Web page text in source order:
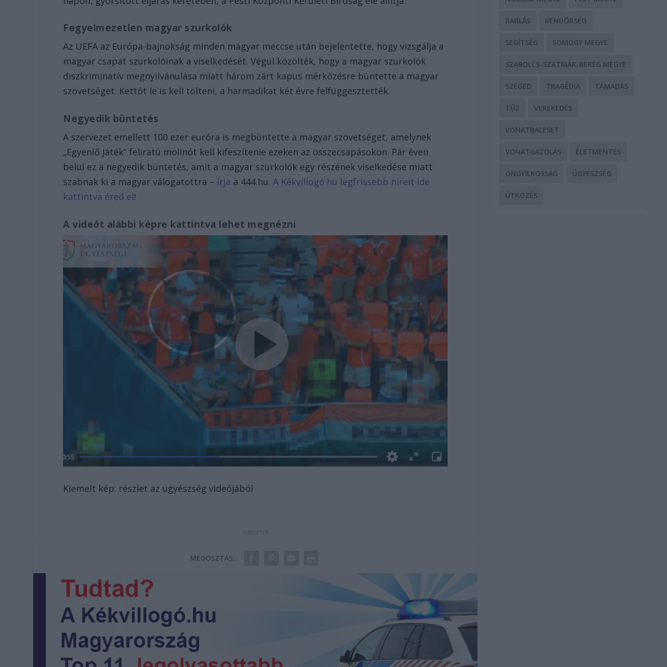
Fegyelmezetlen magyar szurkolók
Az UEFA az Európa-bajnokság minden magyar meccse után bejelentette, hogy vizsgálja a
magyar csapat szurkolóinak a viselkedését. Végül közölték, hogy a magyar szurkolók
diszkriminatív megnyilvánulása miatt három zárt kapus mérkőzésre büntette a magyar
szövetséget. Kettőt le is kell tölteni, a harmadikat két évre felfüggesztették.
Negyedik büntetés
A szervezet emellett 100 ezer euróra is megbüntette a magyar szövetséget, amelynek
„Egyenlő Játék” feliratú molinót kell kifeszítenie ezeken az összecsapásokon. Pár éven
belül ez a negyedik büntetés, amit a magyar szurkolók egy részének viselkedése miatt
szabnak ki a magyar válogatottra – írja a 444.hu.A Kékvillogó.hu legfrissebb híreit ide
kattintva éred el!
A videót alábbi képre kattintva lehet megnézni
Kiemelt kép: részlet az ügyészség videójából
MEGOSZTÁS:
RABLÁS RENDŐRSÉG
SEGÍTSÉG SOMOGY MEGYE
SZABOLCS-SZATMÁR-BEREG MEGYE
SZEGED TRAGÉDIA TÁMADÁS
TŰZ VEREKEDÉS
VONATBALESET
VONATGÁZOLÁS ÉLETMENTÉS
ÖNGYILKOSSÁG ÜGYÉSZSÉG
ÜTKÖZÉS